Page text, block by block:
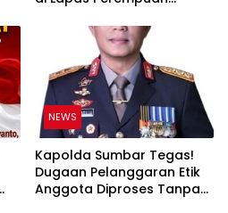
NEWS
Kapolda Sumbar Tegas!
Dugaan Pelanggaran Etik
Anggota Diproses Tanpa